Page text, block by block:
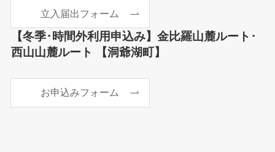
立入届出フォーム
【冬季･時間外利用申込み】 金比羅山麓ルート･
西山山麓ルート 【洞爺湖町】
お申込みフォーム